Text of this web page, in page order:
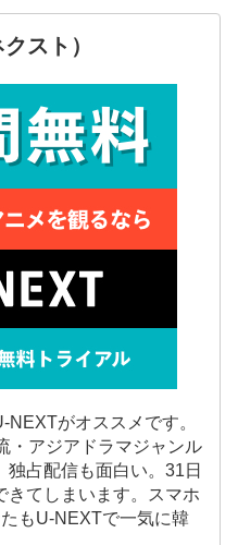
スト）
がオススメです。
・アジアドラマジャンル
独占配信も面白い。31日
きてしまいます。スマホ
もU-NEXTで一気に韓